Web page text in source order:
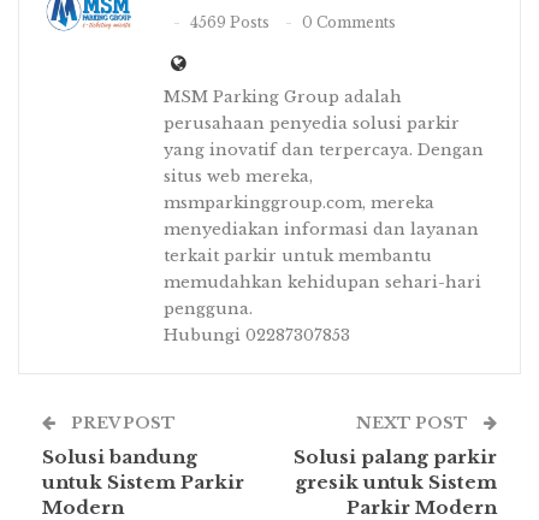
4569 Posts 0 Comments
MSM Parking Group adalah
perusahaan penyedia solusi parkir
yang inovatif dan terpercaya. Dengan
situs web mereka,
msmparkinggroup.com, mereka
menyediakan informasi dan layanan
terkait parkir untuk membantu
memudahkan kehidupan sehari-hari
pengguna.
Hubungi 02287307853
PREV POST
Solusi bandung
untuk Sistem Parkir
Modern
NEXT POST
Solusi palang parkir
gresik untuk Sistem
Parkir Modern